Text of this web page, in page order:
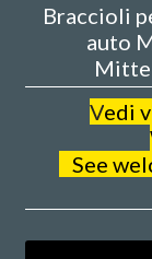
Braccioli
auto
Vedi
See